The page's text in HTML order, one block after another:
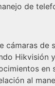
de
cámaras de
Hikvisión
en
al